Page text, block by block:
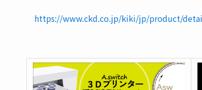
https://www.ckd.co.jp/kiki/jp/product/